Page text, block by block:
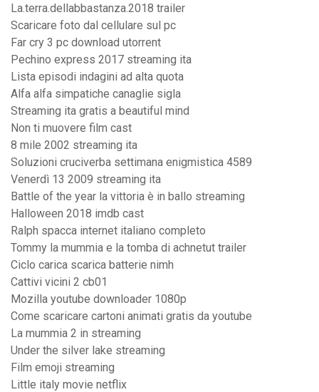
La.terra.dellabbastanza.2018 trailer
Scaricare foto dal cellulare sul pc
Far cry 3 pc download utorrent
Pechino express 2017 streaming ita
Lista episodi indagini ad alta quota
Alfa alfa simpatiche canaglie sigla
Streaming ita gratis a beautiful mind
Non ti muovere film cast
8 mile 2002 streaming ita
Soluzioni cruciverba settimana enigmistica 4589
Venerdì 13 2009 streaming ita
Battle of the year la vittoria è in ballo streaming
Halloween 2018 imdb cast
Ralph spacca internet italiano completo
Tommy la mummia e la tomba di achnetut trailer
Ciclo carica scarica batterie nimh
Cattivi vicini 2 cb01
Mozilla youtube downloader 1080p
Come scaricare cartoni animati gratis da youtube
La mummia 2 in streaming
Under the silver lake streaming
Film emoji streaming
Little italy movie netflix